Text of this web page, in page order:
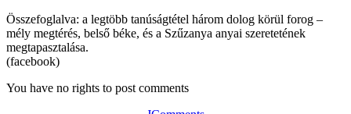
Összefoglalva: a legtöbb tanúságtétel három dolog körül forog –
mély megtérés, belső béke, és a Szűzanya anyai szeretetének
megtapasztalása.
(facebook)
You have no rights to post comments